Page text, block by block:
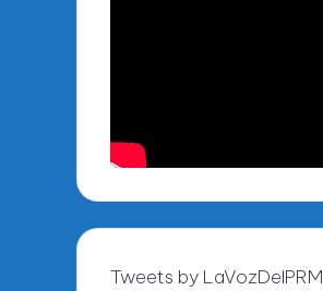
Tweets by LaVozDelPRM